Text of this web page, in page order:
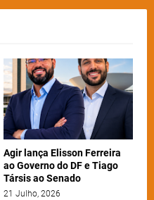
Agir lança Elisson Ferreira
ao Governo do DF e Tiago
Társis ao Senado
21 Julho, 2026